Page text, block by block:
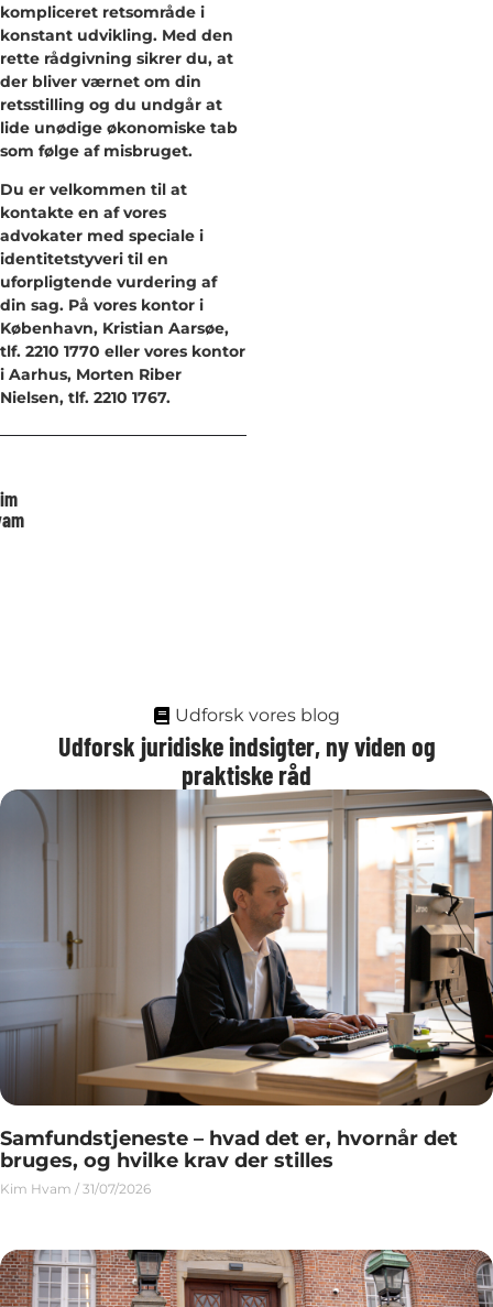
kompliceret retsområde i
konstant udvikling. Med den
rette rådgivning sikrer du, at
der bliver værnet om din
retsstilling og du undgår at
lide unødige økonomiske tab
som følge af misbruget.
Du er velkommen til at
kontakte en af vores
advokater med speciale i
identitetstyveri til en
uforpligtende vurdering af
din sag. På vores kontor i
København, Kristian Aarsøe,
tlf. 2210 1770 eller vores kontor
i Aarhus, Morten Riber
Nielsen, tlf. 2210 1767.
Udforsk vores blog
Udforsk juridiske indsigter, ny viden og
praktiske råd
Samfundstjeneste – hvad det er, hvornår det
bruges, og hvilke krav der stilles
Kim Hvam 31/07/2026